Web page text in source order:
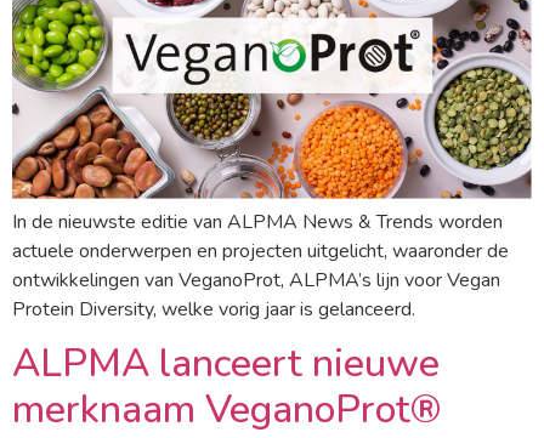
In de nieuwste editie van ALPMA News & Trends worden
actuele onderwerpen en projecten uitgelicht, waaronder de
ontwikkelingen van VeganoProt, ALPMA’s lijn voor Vegan
Protein Diversity, welke vorig jaar is gelanceerd.
ALPMA lanceert nieuwe
merknaam VeganoProt®